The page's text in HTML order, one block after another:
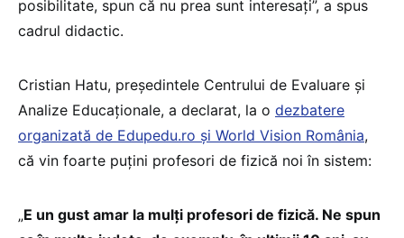
posibilitate, spun că nu prea sunt interesați”, a spus
cadrul didactic.
Cristian Hatu, președintele Centrului de Evaluare și
Analize Educaționale, a declarat, la o dezbatere
organizată de Edupedu.ro și World Vision România,
că vin foarte puțini profesori de fizică noi în sistem:
„E un gust amar la mulți profesori de fizică. Ne spun